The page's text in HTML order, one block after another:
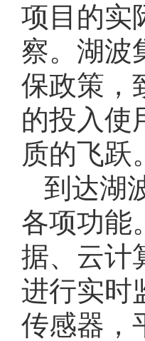
项目的实
察。湖波
保政策，
的投入使
质的飞跃。
到达湖
各项功能
据、云计
进行实时
传感器，